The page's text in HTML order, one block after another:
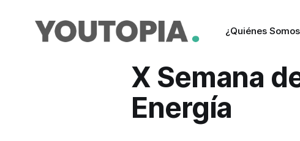
¿Quiénes
X Semana
Energía